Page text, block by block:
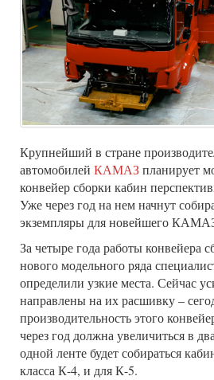
Крупнейший в стране
автомобилей КАМАЗпланирует
конвейер сборки кабин
Уже через год на нем начнут
экземпляры для новейшего
За четыре года работы конвейера
нового модельного ряда
определили узкие места. Сейчас
направлены на их расшивку –
производительность этого
через год должна увеличиться в
одной ленте будет собираться
класса К-4, и для К-5.